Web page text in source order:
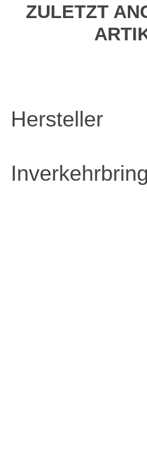
ZULETZT
Hersteller